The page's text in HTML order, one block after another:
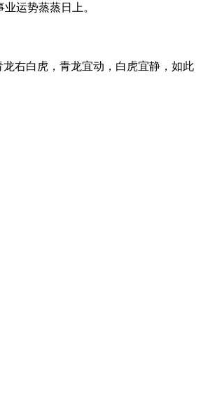
运势蒸蒸日上。
右白虎，青龙宜动，白虎宜静，如此